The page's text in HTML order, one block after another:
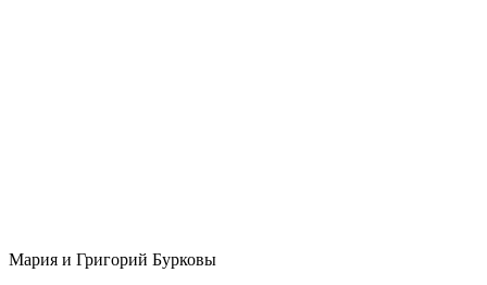
Мария и Григорий Бурковы